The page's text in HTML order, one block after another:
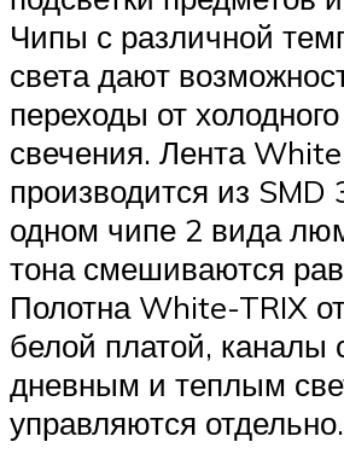
Чипы с различной
света дают
переходы от
свечения. Лента
производится из SMD
одном чипе 2 вида
тона смешиваются
Полотна White-TRIX
белой платой, каналы
дневным и теплым
управляются отдельно.